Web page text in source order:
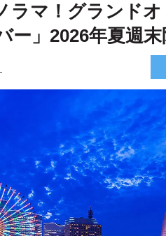
ラマ！グランド
ー」2026年夏週